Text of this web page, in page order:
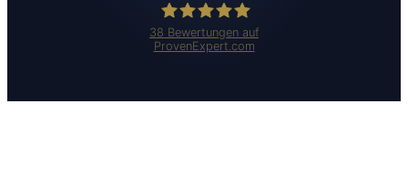
38 Bewertungen auf
ProvenExpert.com